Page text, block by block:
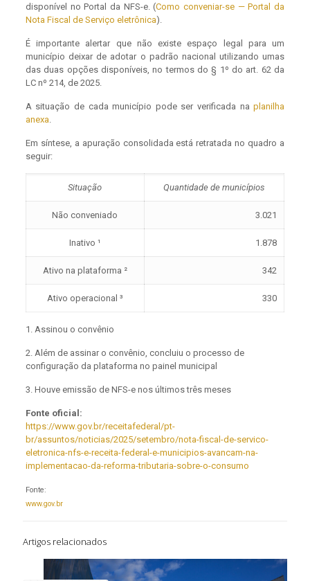
disponível no Portal da NFS-e. (Como conveniar-se — Portal da
Nota Fiscal de Serviço eletrônica).
É importante alertar que não existe espaço legal para um
município deixar de adotar o padrão nacional utilizando umas
das duas opções disponíveis, no termos do § 1º do art. 62 da
LC nº 214, de 2025.
A situação de cada município pode ser verificada naplanilha
anexa
Em síntese, a apuração consolidada está retratada no quadro a
seguir:
Situação Quantidade de municípios
Não conveniado 3.021
Inativo ¹ 1.878
Ativo na plataforma ² 342
Ativo operacional ³ 330
1. Assinou o convênio
2. Além de assinar o convênio, concluiu o processo de
configuração da plataforma no painel municipal
3. Houve emissão de NFS-e nos últimos três meses
Fonte oficial:
https://www.gov.br/receitafederal/pt-
br/assuntos/noticias/2025/setembro/nota-fiscal-de-servico-
eletronica-nfs-e-receita-federal-e-municipios-avancam-na-
implementacao-da-reforma-tributaria-sobre-o-consumo
Fonte:
www.gov.br
Artigos relacionados